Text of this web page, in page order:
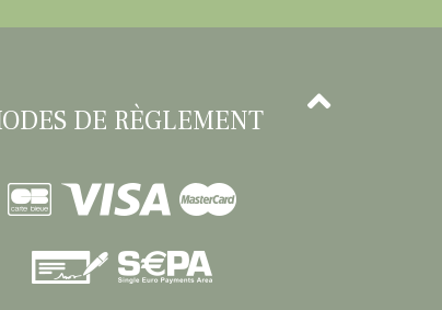
DE RÈGLEMENT